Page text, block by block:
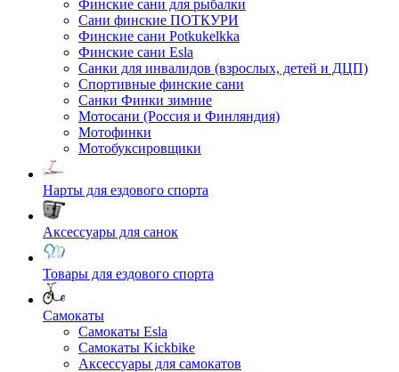
Финские сани для рыбалки
Сани финские ПОТКУРИ
Финские сани Potkukelkka
Финские сани Esla
Санки для инвалидов (взрослых, детей и ДЦП)
Спортивные финские сани
Санки Финки зимние
Мотосани (Россия и Финляндия)
Мотофинки
Мотобуксировщики
Нарты для ездового спорта
Аксессуары для санок
Товары для ездового спорта
Cамокаты
Самокаты Esla
Самокаты Kickbike
Аксессуары для самокатов